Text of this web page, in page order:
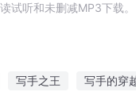
试听和未删减MP3下载。
写手之王 写手的穿